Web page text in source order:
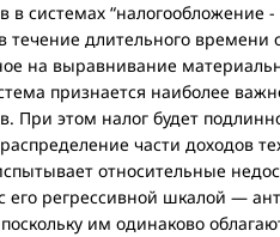
в системах “налогообложение
длительного времени
на выравнивание
признается наиболее
При этом налог будет
части доходов
относительные
регрессивной шкалой —
им одинаково